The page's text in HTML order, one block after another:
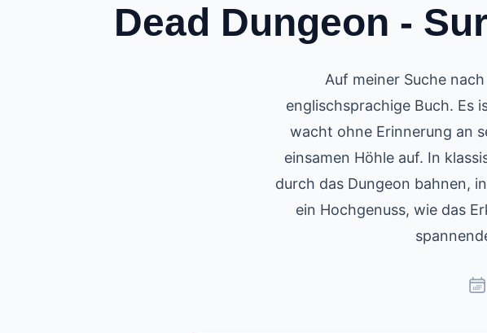
Dead Dungeon -
Auf meiner Suche
englischsprachige Buch. Es
wacht ohne Erinnerung an
einsamen Höhle auf. In
durch das Dungeon bahnen,
ein Hochgenuss, wie das